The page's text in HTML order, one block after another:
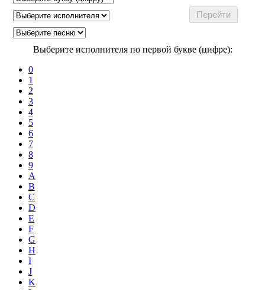
Выберите исполнителя по первой букве (цифре):
0
1
2
3
4
5
6
7
8
9
A
B
C
D
E
F
G
H
I
J
K